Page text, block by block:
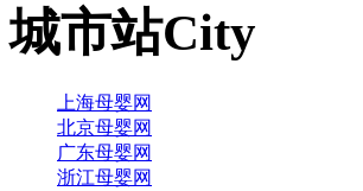
城市站City
上海母婴网
北京母婴网
广东母婴网
浙江母婴网